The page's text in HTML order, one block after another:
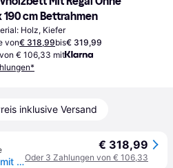
190 cm Bettrahmen
Holz, Kiefer
von€ 318,99bis€ 319,99
€ 106,33 mit
inklusive Versand
vidaXL Massivholzbett mit Regal ohne Matratze Weiß 75x190 cm Kiefer
€ 318,99
Oder 3 Zahlungen von € 106,33